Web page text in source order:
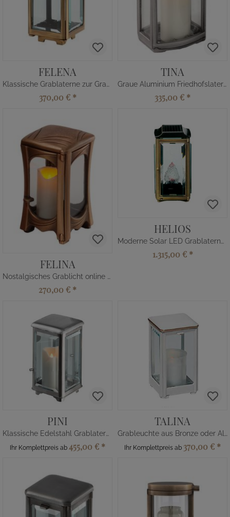
FELENA
Klassische Grablaterne zur Grabbeleuchtung
370,00 € *
TINA
Graue Aluminium Friedhofslaterne
335,00 € *
FELINA
Nostalgisches Grablicht online kaufen
270,00 € *
HELIOS
Moderne Solar LED Grablaterne Friedhof
1.315,00 € *
PINI
Klassische Edelstahl Grablaterne
Ihr Komplettpreis ab 455,00 € *
TALINA
Grableuchte aus Bronze oder Alu
Ihr Komplettpreis ab 370,00 € *